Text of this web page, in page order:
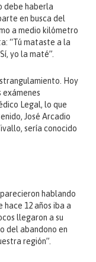
debe haberla
en busca del
a medio kilómetro
“Tú mataste a la
yo la maté”.
Hoy
exámenes
Legal, lo que
José Arcadio
sería conocido
hablando
hace 12 años iba a
llegaron a su
del abandono en
región”.